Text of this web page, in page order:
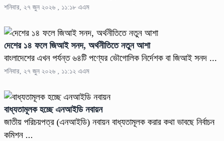
শনিবার, ২৭ জুন ২০২৬ , ১১:১৮ এএম
দেশের ১৪ ফলে জিআই সনদ, অর্থনীতিতে নতুন আশা
বাংলাদেশের এখন পর্যন্ত ৬৪টি পণ্যের ভৌগোলিক নির্দেশক বা জিআই সনদ ...
শনিবার, ২৭ জুন ২০২৬ , ১১:১২ এএম
বাধ্যতামূলক হচ্ছে এনআইডি নবায়ন
জাতীয় পরিচয়পত্র (এনআইডি) নবায়ন বাধ্যতামূলক করার কথা ভাবছে নির্বাচন
কমিশন ...